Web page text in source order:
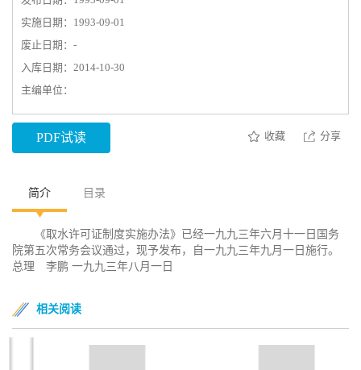
实施日期：1993-09-01
废止日期：-
入库日期：2014-10-30
主编单位：
PDF试读 收藏 分享
简介 目录
《取水许可证制度实施办法》已经一九九三年六月十一日国务
院第五次常务会议通过，现予发布，自一九九三年九月一日施行。
总理 李鹏 一九九三年八月一日
相关阅读